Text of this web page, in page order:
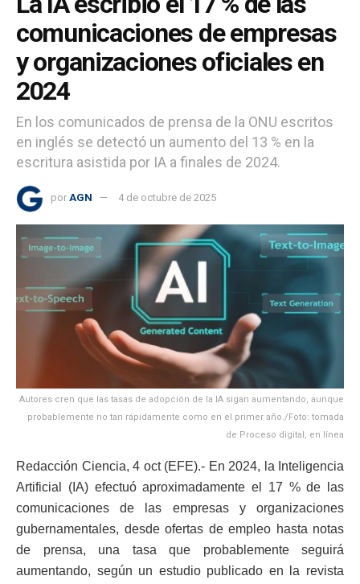
comunicaciones de empresas
y organizaciones oficiales en
2024
En los comunicados de prensa de la ONU escritos
en inglés se detectó un aumento del 13 % en la
escritura asistida por IA a finales de 2024.
por AGN 4 de octubre de 2025
Autores cren que las tasas de adopción de la IA sigan aumentando, aunque
probablemente no tan rápidamente como en el primer año./Foto: tomada
de Proceso digital, en línea
Redacción Ciencia, 4 oct (EFE).- En 2024, la Inteligencia
Artificial (IA) efectuó aproximadamente el 17 % de las
comunicaciones de las empresas y organizaciones
gubernamentales, desde ofertas de empleo hasta notas
de prensa, una tasa que probablemente seguirá
aumentando, según un estudio publicado en la revista